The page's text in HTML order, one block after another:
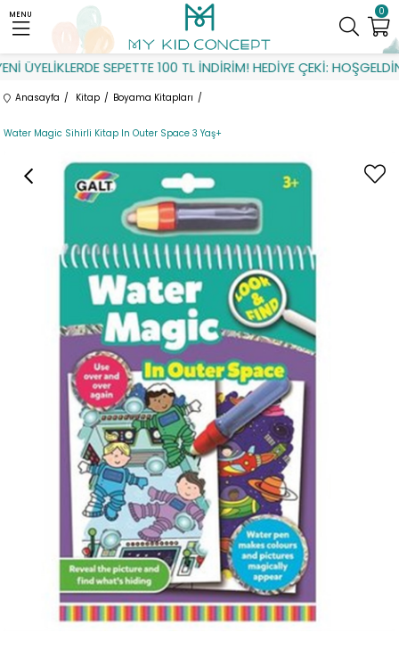
ÜYELİKLERDE SEPETTE 100 TL İNDİRİM! HEDİYE ÇEKİ: HOŞGELDİN
0
MENU
Anasayfa Kitap Boyama Kitapları
Water Magic Sihirli Kitap In Outer Space 3 Yaş+